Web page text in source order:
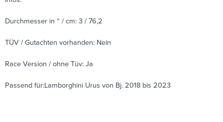
Durchmesser in “ / cm: 3 / 76,2
TÜV / Gutachten vorhanden: Nein
Race Version / ohne Tüv: Ja
Passend für:Lamborghini Urus von Bj. 2018 bis 2023